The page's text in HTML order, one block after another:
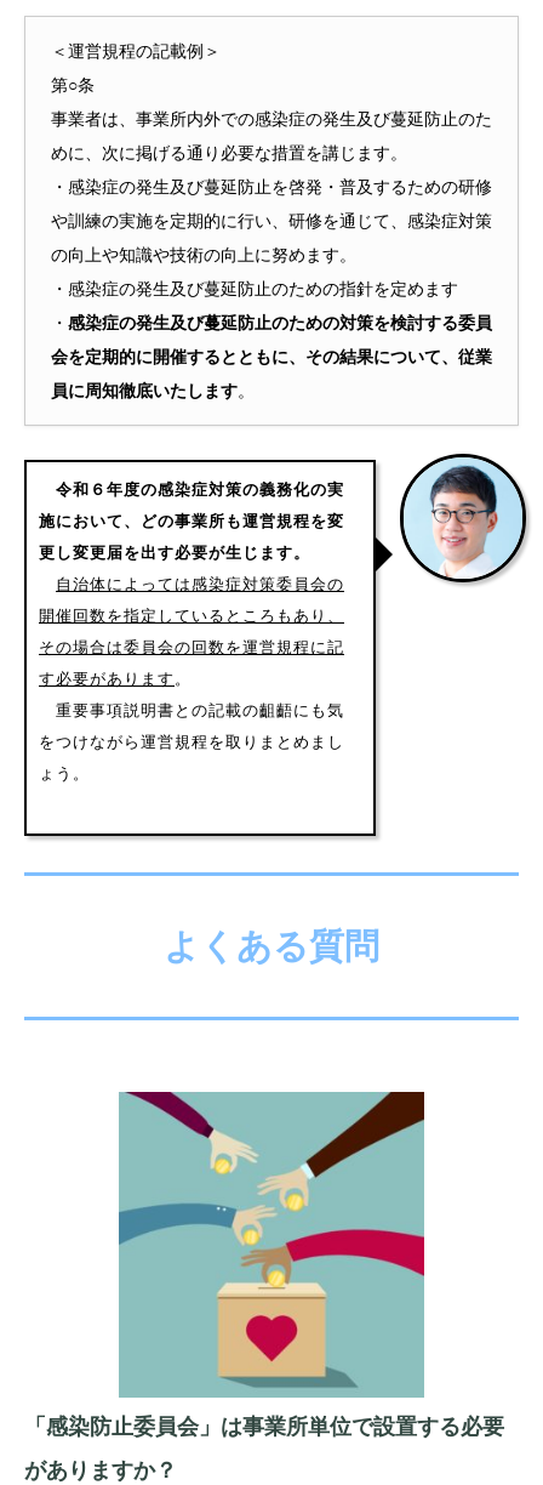
＜運営規程の記載例＞
第○条
事業者は、事業所内外での感染症の発生及び蔓延防止のた
めに、次に掲げる通り必要な措置を講じます。
・感染症の発生及び蔓延防止を啓発・普及するための研修
や訓練の実施を定期的に行い、研修を通じて、感染症対策
の向上や知識や技術の向上に努めます。
・感染症の発生及び蔓延防止のための指針を定めます
・ 感染症の発生及び蔓延防止のための対策を検討する委員
会を定期的に開催するとともに、その結果について、従業
員に周知徹底いたします。
令和６年度の感染症対策の義務化の実
施において、どの事業所も運営規程を変
更し変更届を出す必要が生じます。
自治体によっては感染症対策委員会の
開催回数を指定しているところもあり、
その場合は委員会の回数を運営規程に記
す必要があります 。
重要事項説明書との記載の齟齬にも気
をつけながら運営規程を取りまとめまし
ょう。
よくある質問
「感染防止委員会」は事業所単位で設置する必要
がありますか？